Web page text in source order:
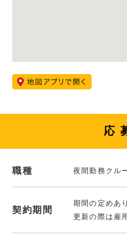
応
職種 夜間勤務クル
契約期間
期間の定めあ
更新の際は雇